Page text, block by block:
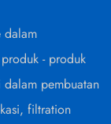
dalam
- produk
pembuatan
filtration